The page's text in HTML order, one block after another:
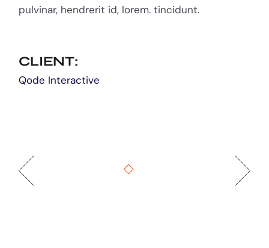
pulvinar, hendrerit id, lorem. tincidunt.
CLIENT:
Qode Interactive